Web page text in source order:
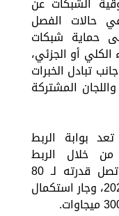
حالات الفصل
حماية شبكات
أو الجزئي،
تبادل الخبرات
المشتركة
بوابة الربط
من خلال الربط
الكهربائي مع السودان، والذي تصل قدرته لـ 80
ميجاوات عند بداية التشغيل عام 2020، وجار استكمال